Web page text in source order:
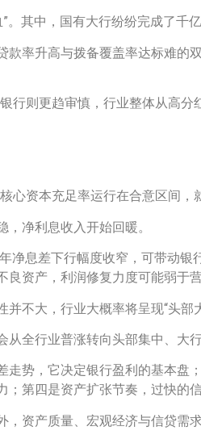
其中，国有大行纷纷完成了千
率升高与拨备覆盖率达标难的
则更趋审慎，行业整体从高分
心资本充足率运行在合意区间，
净利息收入开始回暖。
净息差下行幅度收窄，可带动
资产，利润修复力度可能弱于
不大，行业大概率将呈现“头部
全行业普涨转向头部集中、大
势，它决定银行盈利的基本盘
第四是资产扩张节奏，过快的
，资产质量、宏观经济与信贷